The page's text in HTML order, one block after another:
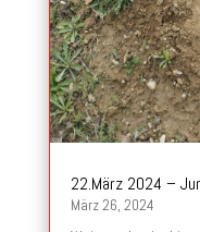
22.März 2024 –
März 26, 2024